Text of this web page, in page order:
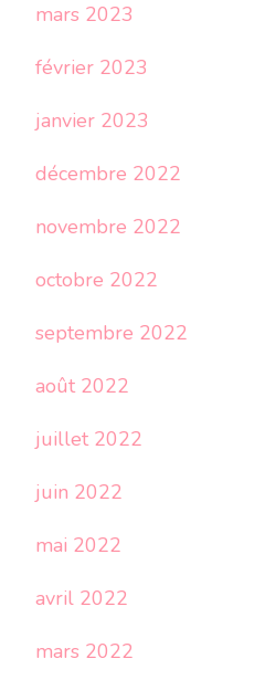
mars 2023
février 2023
janvier 2023
décembre 2022
novembre 2022
octobre 2022
septembre 2022
août 2022
juillet 2022
juin 2022
mai 2022
avril 2022
mars 2022